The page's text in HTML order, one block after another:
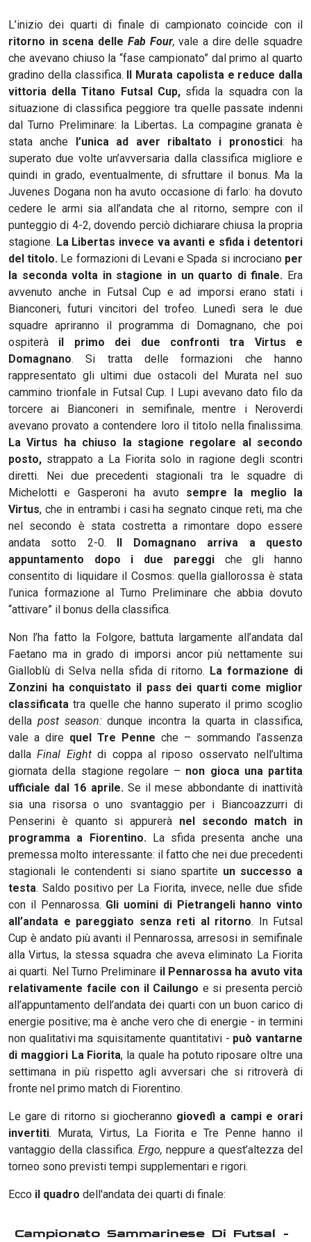
L’inizio dei quarti di finale di campionato coincide con il
ritorno in scena delle Fab Four, vale a dire delle squadre
che avevano chiuso la “fase campionato” dal primo al quarto
gradino della classifica. Il Murata capolista e reduce dalla
vittoria della Titano Futsal Cup,sfida la squadra con la
situazione di classifica peggiore tra quelle passate indenni
dal Turno Preliminare: la Libertas. La compagine granata è
stata anche l’unica ad aver ribaltato i pronostici: ha
superato due volte un’avversaria dalla classifica migliore e
quindi in grado, eventualmente, di sfruttare il bonus. Ma la
Juvenes Dogana non ha avuto occasione di farlo: ha dovuto
cedere le armi sia all’andata che al ritorno, sempre con il
punteggio di 4-2, dovendo perciò dichiarare chiusa la propria
stagione. La Libertas invece va avanti e sfida i detentori
del titolo. Le formazioni di Levani e Spada si incrociano per
la seconda volta in stagione in un quarto di finale. Era
avvenuto anche in Futsal Cup e ad imporsi erano stati i
Bianconeri, futuri vincitori del trofeo. Lunedì sera le due
squadre apriranno il programma di Domagnano, che poi
ospiterà il primo dei due confronti tra Virtus e
Domagnano. Si tratta delle formazioni che hanno
rappresentato gli ultimi due ostacoli del Murata nel suo
cammino trionfale in Futsal Cup. I Lupi avevano dato filo da
torcere ai Bianconeri in semifinale, mentre i Neroverdi
avevano provato a contendere loro il titolo nella finalissima.
La Virtus ha chiuso la stagione regolare al secondo
posto, strappato a La Fiorita solo in ragione degli scontri
diretti. Nei due precedenti stagionali tra le squadre di
Michelotti e Gasperoni ha avuto sempre la meglio la
Virtus, che in entrambi i casi ha segnato cinque reti, ma che
nel secondo è stata costretta a rimontare dopo essere
andata sotto 2-0. Il Domagnano arriva a questo
appuntamento dopo i due pareggiche gli hanno
consentito di liquidare il Cosmos: quella giallorossa è stata
l’unica formazione al Turno Preliminare che abbia dovuto
“attivare” il bonus della classifica.
Non l’ha fatto la Folgore, battuta largamente all’andata dal
Faetano ma in grado di imporsi ancor più nettamente sui
Gialloblù di Selva nella sfida di ritorno. La formazione di
Zonzini ha conquistato il pass dei quarti come miglior
classificata tra quelle che hanno superato il primo scoglio
della post season:dunque incontra la quarta in classifica,
vale a dire quel Tre Penne che – sommando l’assenza
dallaFinal Eightdi coppa al riposo osservato nell’ultima
giornata della stagione regolare – non gioca una partita
ufficiale dal 16 aprile. Se il mese abbondante di inattività
sia una risorsa o uno svantaggio per i Biancoazzurri di
Penserini è quanto si appurerà nel secondo match in
programma a Fiorentino. La sfida presenta anche una
premessa molto interessante: il fatto che nei due precedenti
stagionali le contendenti si siano spartite un successo a
testa. Saldo positivo per La Fiorita, invece, nelle due sfide
con il Pennarossa. Gli uomini di Pietrangeli hanno vinto
all’andata e pareggiato senza reti al ritorno. In Futsal
Cup è andato più avanti il Pennarossa, arresosi in semifinale
alla Virtus, la stessa squadra che aveva eliminato La Fiorita
ai quarti. Nel Turno Preliminare il Pennarossa ha avuto vita
relativamente facile con il Cailungo e si presenta perciò
all’appuntamento dell’andata dei quarti con un buon carico di
energie positive; ma è anche vero che di energie - in termini
non qualitativi ma squisitamente quantitativi - può vantarne
di maggiori La Fiorita, la quale ha potuto riposare oltre una
settimana in più rispetto agli avversari che si ritroverà di
fronte nel primo match di Fiorentino.
Le gare di ritorno si giocheranno giovedì a campi e orari
invertiti. Murata, Virtus, La Fiorita e Tre Penne hanno il
vantaggio della classifica. Ergo, neppure a quest’altezza del
torneo sono previsti tempi supplementari e rigori.
Ecco il quadro dell'andata dei quarti di finale:
Campionato Sammarinese Di Futsal -